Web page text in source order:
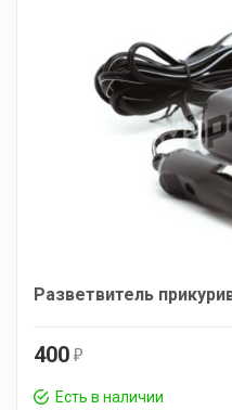
Разветвитель
400 r
Есть в наличии